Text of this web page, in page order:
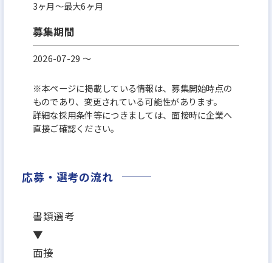
3ヶ月～最大6ヶ月
募集期間
2026-07-29 〜
※本ページに掲載している情報は、募集開始時点の
ものであり、変更されている可能性があります。
詳細な採用条件等につきましては、面接時に企業へ
直接ご確認ください。
応募・選考の流れ
書類選考
▼
面接